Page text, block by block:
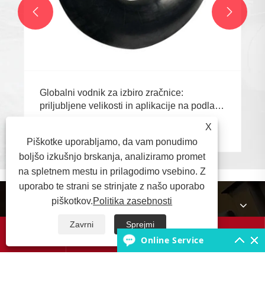
Globalni vodnik za izbiro zračnice:
priljubljene velikosti in aplikacije na podlagi
 

X
Piškotke uporabljamo, da vam ponudimo
boljšo izkušnjo brskanja, analiziramo promet
na spletnem mestu in prilagodimo vsebino. Z
uporabo te strani se strinjate z našo uporabo
piškotkov.Politika zasebnosti
Zavrni Sprejmi
Online Service